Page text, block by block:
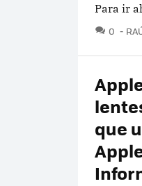
Para ir
0
que